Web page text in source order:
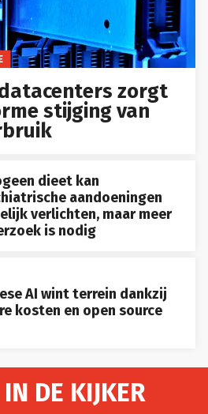
zorgt
stijging van
dieet kan
aandoeningen
verlichten, maar meer
is nodig
AI wint terrein dankzij
kosten en open source
DE KIJKER